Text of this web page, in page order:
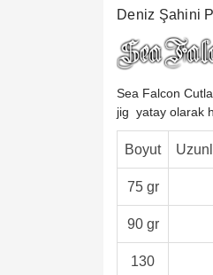
Deniz Şahini
Sea Falcon
jig yatay olarak
Boyut
75 gr
90 gr
130